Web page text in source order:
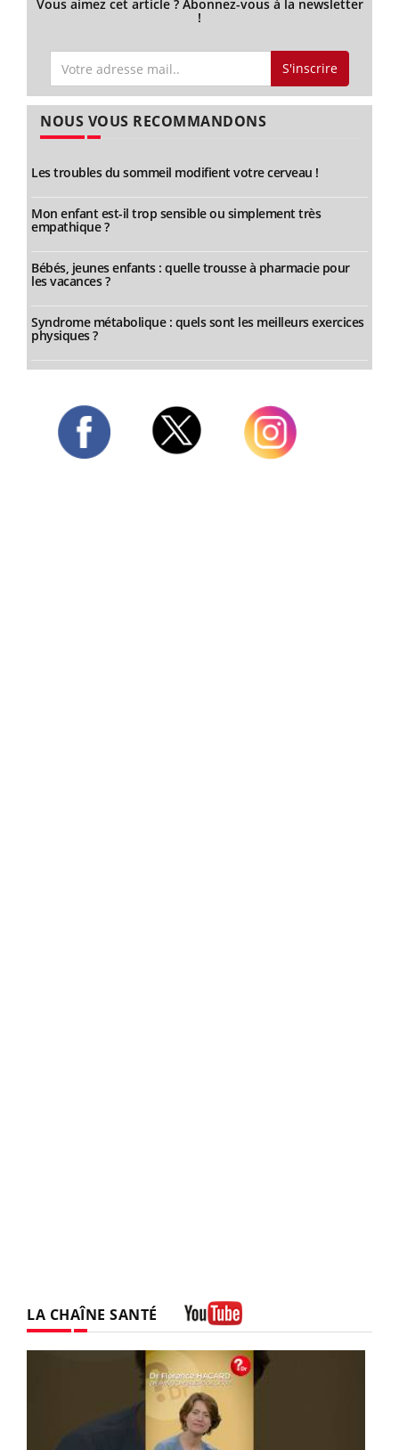
Vous aimez cet article ? Abonnez-vous à la newsletter
!
S'inscrire
NOUS VOUS RECOMMANDONS
Les troubles du sommeil modifient votre cerveau !
Mon enfant est-il trop sensible ou simplement très
empathique ?
Bébés, jeunes enfants : quelle trousse à pharmacie pour
les vacances ?
Syndrome métabolique : quels sont les meilleurs exercices
physiques ?
LA CHAÎNE SANTÉ